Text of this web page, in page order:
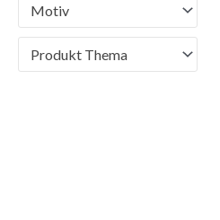
Motiv
Produkt Thema